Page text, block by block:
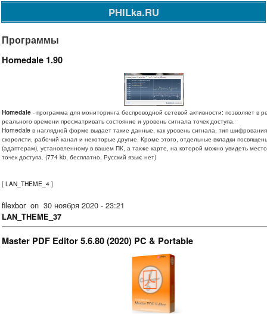
PHILka.RU
Программы
Homedale 1.90
Homedale - программа для мониторинга беспроводной сетевой активности: позволяет в
реального времени просматривать состояние и уровень сигнала точек доступа.
Homedale в наглядной форме выдает такие данные, как уровень сигнала, тип
скоролсти, рабочий канал и некоторые другие. Кроме этого, отдельные вкладки
(адаптерам), установленному в вашем ПК, а также карте, на которой можно увидеть
точек доступа. (774 kb, бесплатно, Русский язык: нет)
[ LAN_THEME_4 ]
filexboron 30 ноября 2020 - 23:21
LAN_THEME_37
Master PDF Editor 5.6.80 (2020) PC & Portable